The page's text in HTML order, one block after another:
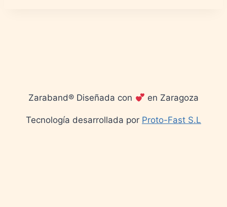
Zaraband® Diseñada con en Zaragoza
Tecnología desarrollada por Proto-Fast S.L